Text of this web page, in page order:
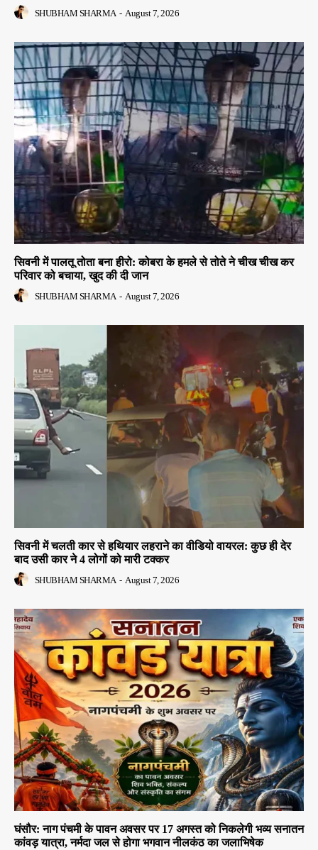
SHUBHAM SHARMA - August 7, 2026
सिवनी में पालतू तोता बना हीरो: कोबरा के हमले से तोते ने चीख चीख कर
परिवार को बचाया, खुद की दी जान
SHUBHAM SHARMA - August 7, 2026
सिवनी में चलती कार से हथियार लहराने का वीडियो वायरल: कुछ ही देर
बाद उसी कार ने 4 लोगों को मारी टक्कर
SHUBHAM SHARMA - August 7, 2026
घंसौर: नाग पंचमी के पावन अवसर पर 17 अगस्त को निकलेगी भव्य सनातन
कांवड़ यात्रा, नर्मदा जल से होगा भगवान नीलकंठ का जलाभिषेक